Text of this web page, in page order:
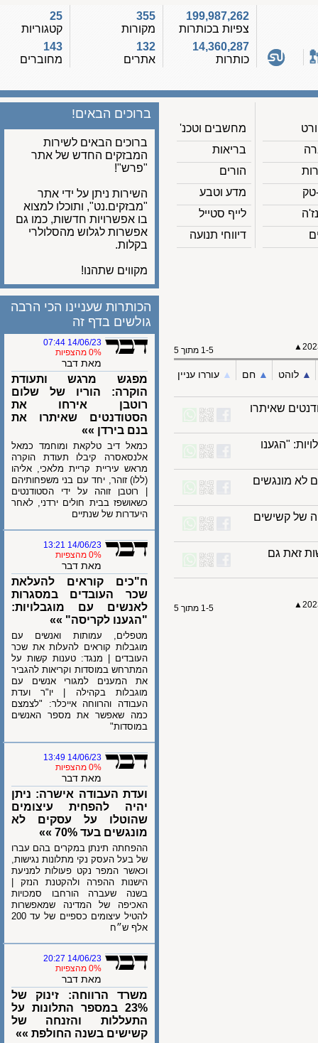
199,987,262
צפיות בכותרות
14,360,287
כותרות
355
מקורות
132
אתרים
קטגוריות
143
מחוברים
מחשבים וטכנ'
בריאות
הורים
מדע וטבע
לייף סטייל
דיווחי תנועה
ברוכים הבאים!
ברוכים הבאים לשירות
המבזקים החדש של אתר
"פרש"!
השירות ניתן על ידי אתר
"מבזקים.נט", ותוכלו למצוא
בו אפשרויות חדשות, כמו גם
אפשרות לגלוש מהסלולרי
בקלות.
מקווים שתהנו!
▲
לוהט ▲︎ חם ▲︎ עוררו עניין
שאיתרו
"הגענו
מונגשים
של קשישים
גם
▲
הכותרות שעניינו הכי הרבה
גולשים בדף זה
14/06/23 07:44
מאת דבר
מפגש מרגש ותעודת
הוקרה: הוריו של שלום
רוטבן אירחו את
הסטודנטים שאיתרו את
בנם בירדן »»
כמאל דיב טלקאת ומוחמד כמאל
אלנסאסרה קיבלו תעודת הוקרה
מראש עיריית קריית מלאכי, אליהו
(ללו) זוהר, יחד עם בני משפחותיהם
| רוטבן זוהה על ידי הסטודנטים
כשאושפז בבית חולים ירדני, לאחר
היעדרות של שנתיים
14/06/23 13:21
מאת דבר
ח"כים קוראים להעלאת
שכר העובדים במסגרות
לאנשים עם מוגבלויות:
"הגענו לקריסה" »»
מטפלים, עמותות ואנשים עם
מוגבלות קוראים להעלות את שכר
העובדים | מנגד: טענות קשות על
המתרחש במוסדות וקריאות להגביר
את המענים למגורי אנשים עם
מוגבלות בקהילה | יו"ר ועדת
העבודה והרווחה אייכלר: "לצמצם
כמה שאפשר את מספר האנשים
במוסדות"
14/06/23 13:49
מאת דבר
ועדת העבודה אישרה: ניתן
יהיה להפחית עיצומים
שהוטלו על עסקים לא
מונגשים בעד 70% »»
ההפחתה תינתן במקרים בהם עברו
של בעל העסק נקי מתלונות נגישות,
וכאשר המפר נקט פעולות למניעת
הישנות ההפרה ולהקטנת הנזק |
בשנה שעברה הורחבו סמכויות
האכיפה של המדינה שמאפשרות
להטיל עיצומים כספיים של עד 200
אלף ש״ח
14/06/23 20:27
מאת דבר
משרד הרווחה: זינוק של
23% במספר התלונות על
התעללות והזנחה של
קשישים בשנה החולפת »»